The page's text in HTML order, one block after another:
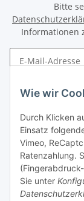
Wie wir
Durch Klicken
Einsatz
Vimeo,
Ratenzahlung.
Sie unter
Bitte
Informationen
Gesetzliche